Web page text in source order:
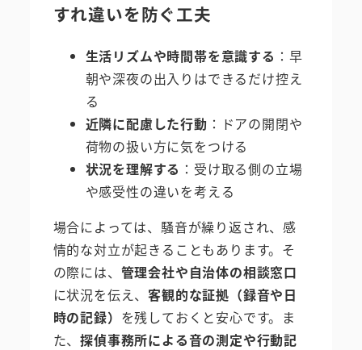
すれ違いを防ぐ工夫
生活リズムや時間帯を意識する ：早
朝や深夜の出入りはできるだけ控え
る
近隣に配慮した行動 ：ドアの開閉や
荷物の扱い方に気をつける
状況を理解する ：受け取る側の立場
や感受性の違いを考える
場合によっては、騒音が繰り返され、感
情的な対立が起きることもあります。そ
の際には、 管理会社や自治体の相談窓口
に状況を伝え、客観的な証拠（録音や日
時の記録） を残しておくと安心です。ま
た、探偵事務所による音の測定や行動記